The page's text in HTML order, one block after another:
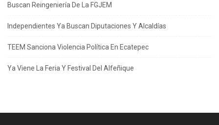
Buscan Reingeniería De La FGJEM
Independientes Ya Buscan Diputaciones Y Alcaldías
TEEM Sanciona Violencia Política En Ecatepec
Ya Viene La Feria Y Festival Del Alfeñique